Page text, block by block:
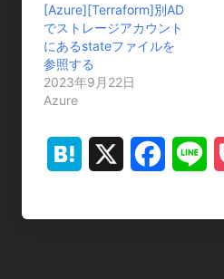
[Azure][Terraform]別AD
でストレージアカウント
にあるstateファイルを
参照する
2023年9月22日
Azure
t
c
n